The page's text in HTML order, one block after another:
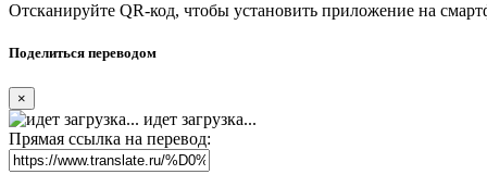
Отсканируйте QR-код, чтобы установить приложение на
Поделиться переводом
×
идет загрузка...
Прямая ссылка на перевод: